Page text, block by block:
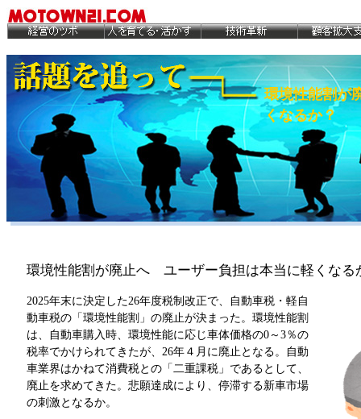
環境性能割が
くなるか？
環境性能割が廃止へ ユーザー負担は本当に軽くなる
2025年末に決定した26年度税制改正で、自動車税・軽自
動車税の「環境性能割」の廃止が決まった。環境性能割
は、自動車購入時、環境性能に応じ車体価格の0～3％の
税率でかけられてきたが、26年４月に廃止となる。自動
車業界はかねて消費税との「二重課税」であるとして、
廃止を求めてきた。悲願達成により、停滞する新車市場
の刺激となるか。